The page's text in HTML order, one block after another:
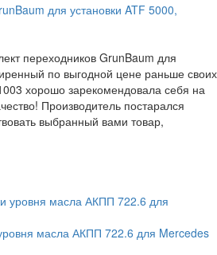
для установки ATF 5000,
переходников GrunBaum для
по выгодной цене раньше своих
хорошо зарекомендовала себя на
Производитель постарался
выбранный вами товар,
масла АКПП 722.6 для Mercedes